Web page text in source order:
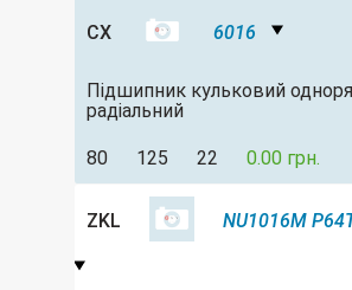
CX 6016
Підшипник кульковий
радіальний
80 125 22 0.00 грн.
ZKL NU1016M